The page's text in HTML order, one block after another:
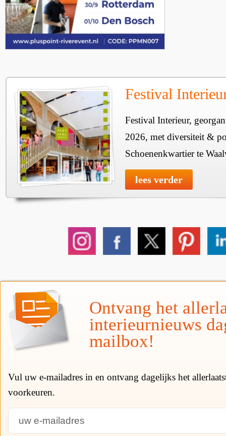
Festival
Festival Interieur,
2026, met diversiteit &
Schoenenkwartier te
lees verder
Ontvang het
interieurnieuws
mailbox!
Vul uw e-mailadres in en ontvang dagelijks het
voorkeuren.